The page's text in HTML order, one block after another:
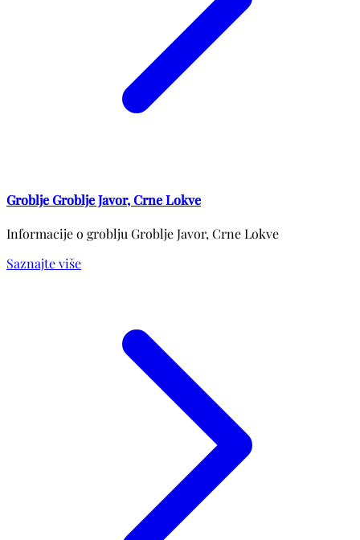
Groblje Groblje Javor, Crne Lokve
Informacije o groblju Groblje Javor, Crne Lokve
Saznajte više